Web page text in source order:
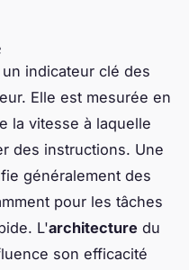
indicateur clé des
Elle est mesurée en
la vitesse à laquelle
des instructions. Une
généralement des
pour les tâches
L'architecture du
son efficacité